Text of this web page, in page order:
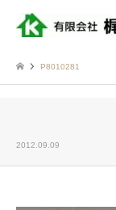
P8010281
2012.09.09